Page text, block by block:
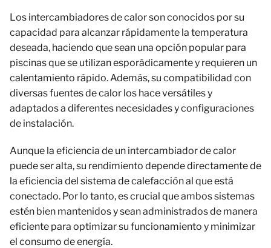
Los intercambiadores de calor son conocidos por su
capacidad para alcanzar rápidamente la temperatura
deseada, haciendo que sean una opción popular para
piscinas que se utilizan esporádicamente y requieren un
calentamiento rápido. Además, su compatibilidad con
diversas fuentes de calor los hace versátiles y
adaptados a diferentes necesidades y configuraciones
de instalación.
Aunque la eficiencia de un intercambiador de calor
puede ser alta, su rendimiento depende directamente de
la eficiencia del sistema de calefacción al que está
conectado. Por lo tanto, es crucial que ambos sistemas
estén bien mantenidos y sean administrados de manera
eficiente para optimizar su funcionamiento y minimizar
el consumo de energía.